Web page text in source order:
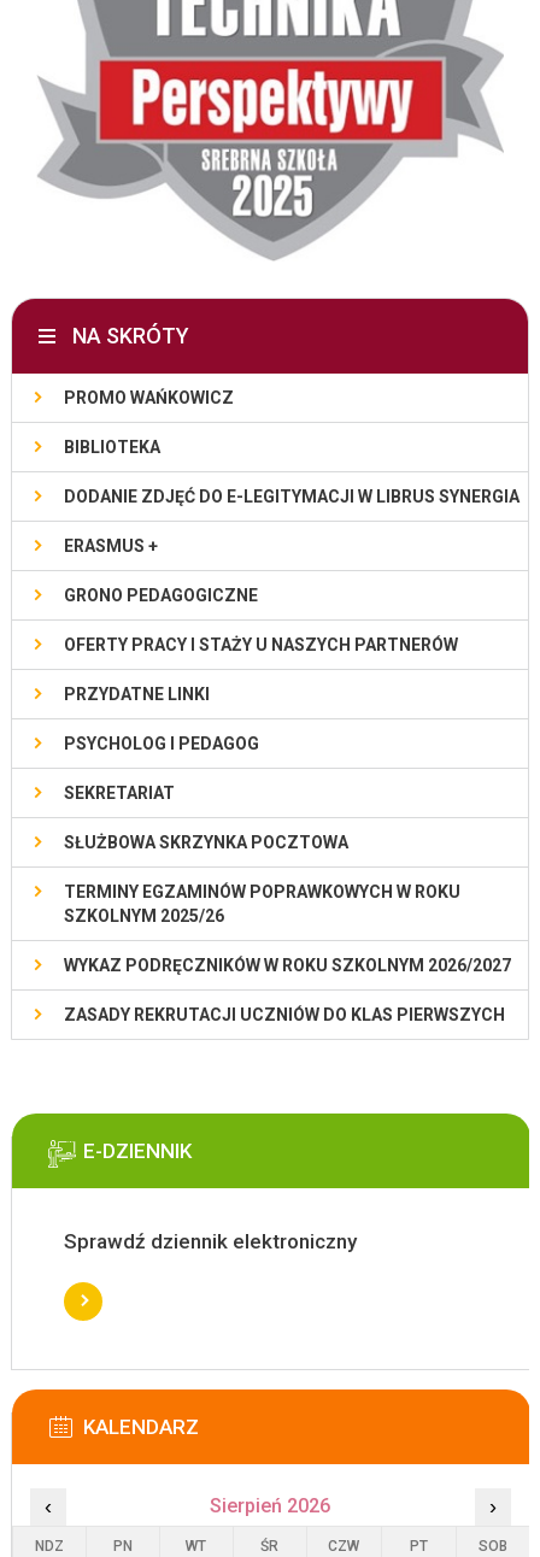
NA SKRÓTY
PROMO WAŃKOWICZ
BIBLIOTEKA
DODANIE ZDJĘĆ DO E-LEGITYMACJI W LIBRUS SYNERGIA
ERASMUS +
GRONO PEDAGOGICZNE
OFERTY PRACY I STAŻY U NASZYCH PARTNERÓW
PRZYDATNE LINKI
PSYCHOLOG I PEDAGOG
SEKRETARIAT
SŁUŻBOWA SKRZYNKA POCZTOWA
TERMINY EGZAMINÓW POPRAWKOWYCH W ROKU
SZKOLNYM 2025/26
WYKAZ PODRĘCZNIKÓW W ROKU SZKOLNYM 2026/2027
ZASADY REKRUTACJI UCZNIÓW DO KLAS PIERWSZYCH
E-DZIENNIK
Sprawdź dziennik elektroniczny
KALENDARZ
‹ Sierpień 2026 ›
NDZ PN WT ŚR CZW PT SOB